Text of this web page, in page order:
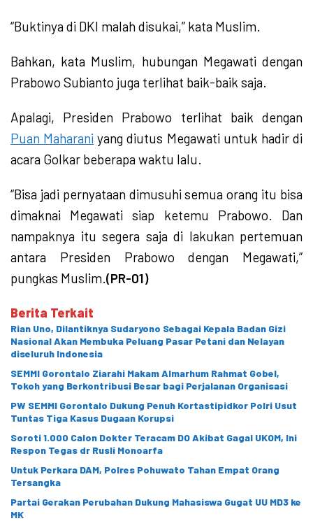
“Buktinya di DKI malah disukai,” kata Muslim.
Bahkan, kata Muslim, hubungan Megawati dengan
Prabowo Subianto juga terlihat baik-baik saja.
Apalagi, Presiden Prabowo terlihat baik dengan
Puan Maharani yang diutus Megawati untuk hadir di
acara Golkar beberapa waktu lalu.
“Bisa jadi pernyataan dimusuhi semua orang itu bisa
dimaknai Megawati siap ketemu Prabowo. Dan
nampaknya itu segera saja di lakukan pertemuan
antara Presiden Prabowo dengan Megawati,”
pungkas Muslim.(PR-01)
Berita Terkait
Rian Uno, Dilantiknya Sudaryono Sebagai Kepala Badan Gizi
Nasional Akan Membuka Peluang Pasar Petani dan Nelayan
diseluruh Indonesia
SEMMI Gorontalo Ziarahi Makam Almarhum Rahmat Gobel,
Tokoh yang Berkontribusi Besar bagi Perjalanan Organisasi
PW SEMMI Gorontalo Dukung Penuh Kortastipidkor Polri Usut
Tuntas Tiga Kasus Dugaan Korupsi
Soroti 1.000 Calon Dokter Teracam DO Akibat Gagal UKOM, Ini
Respon Tegas dr Rusli Monoarfa
Untuk Perkara DAM, Polres Pohuwato Tahan Empat Orang
Tersangka
Partai Gerakan Perubahan Dukung Mahasiswa Gugat UU MD3 ke
MK